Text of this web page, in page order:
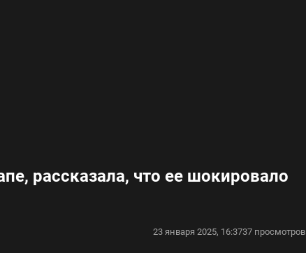
рассказала, что ее шокировало
23 января 2025, 16:3737 просмотров